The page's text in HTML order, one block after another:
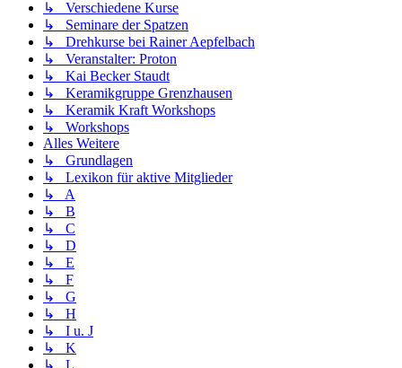
↳ Verschiedene Kurse
↳ Seminare der Spatzen
↳ Drehkurse bei Rainer Aepfelbach
↳ Veranstalter: Proton
↳ Kai Becker Staudt
↳ Keramikgruppe Grenzhausen
↳ Keramik Kraft Workshops
↳ Workshops
Alles Weitere
↳ Grundlagen
↳ Lexikon für aktive Mitglieder
↳ A
↳ B
↳ C
↳ D
↳ E
↳ F
↳ G
↳ H
↳ I u. J
↳ K
↳ L